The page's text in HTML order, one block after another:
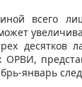
всего
десятков
январь